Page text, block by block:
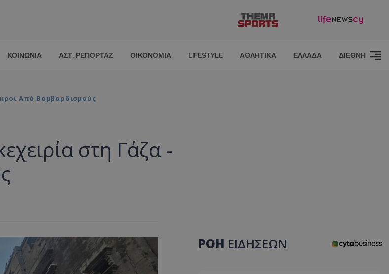
ΚΟΙΝΩΝΙΑ ΑΣΤ. ΡΕΠΟΡΤΑΖ ΟΙΚΟΝΟΜΙΑ LIFESTYLE ΑΘΛΗΤΙΚΑ ΕΛΛΑΔΑ ΔΙΕΘΝΗ
Από Βομβαρδισμούς
στη Γάζα -
ΡΟΗ ΕΙΔΗΣΕΩΝ